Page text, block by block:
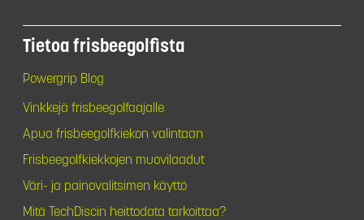
Tietoa frisbeegolfista
Powergrip Blog
Vinkkejä frisbeegolfaajalle
Apua frisbeegolfkiekon valintaan
Frisbeegolfkiekkojen muovilaadut
Väri- ja painovalitsimen käyttö
Mitä TechDiscin heittodata tarkoittaa?